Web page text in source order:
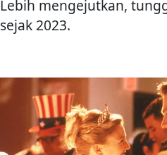
Lebih mengejutkan,
sejak 2023.